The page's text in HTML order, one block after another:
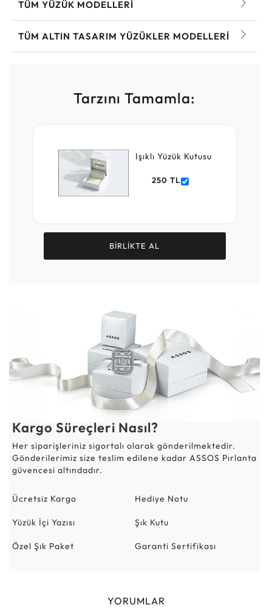
TÜM YÜZÜK MODELLERI
TÜM ALTIN TASARIM YÜZÜKLER MODELLERI
Tarzını Tamamla:
Işıklı Yüzük Kutusu
250 TL
BİRLİKTE AL
Kargo Süreçleri Nasıl?
Her siparişleriniz sigortalı olarak gönderilmektedir.
Gönderilerimiz size teslim edilene kadar ASSOS Pırlanta
güvencesi altındadır.
Ücretsiz Kargo Hediye Notu
Yüzük İçi Yazısı Şık Kutu
Özel Şık Paket Garanti Sertifikası
YORUMLAR